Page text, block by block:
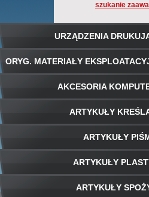
szukanie
URZĄDZENIA
ORYG. MATERIAŁY
AKCESORIA
ARTYKUŁY
ARTYKUŁY
ARTYKUŁY
ARTYKUŁY